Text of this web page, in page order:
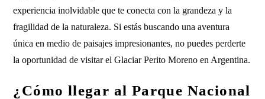
experiencia inolvidable que te conecta con la grandeza y la
fragilidad de la naturaleza. Si estás buscando una aventura
única en medio de paisajes impresionantes, no puedes perderte
la oportunidad de visitar el Glaciar Perito Moreno en Argentina.
¿Cómo llegar al Parque Nacional